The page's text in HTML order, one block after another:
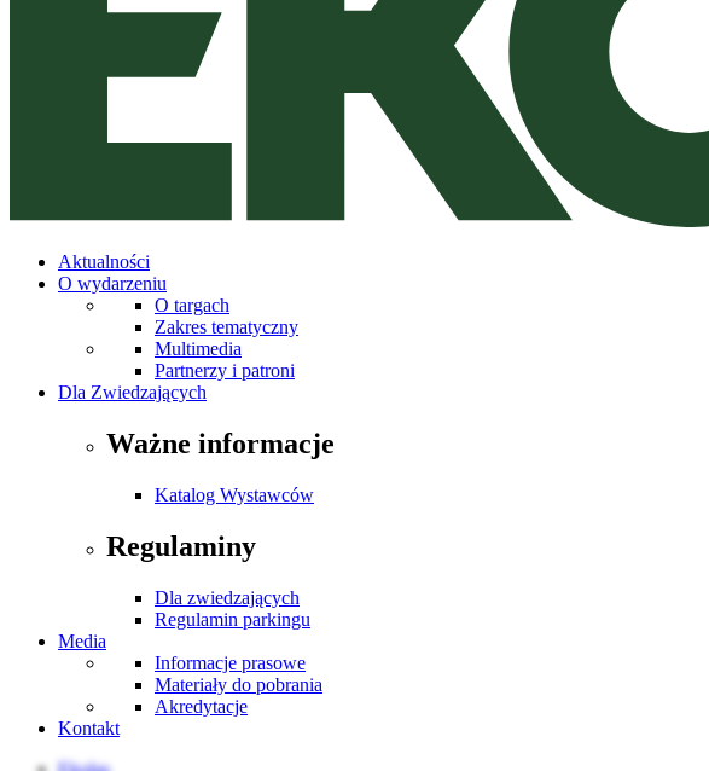
Aktualności
O wydarzeniu
O targach
Zakres tematyczny
Multimedia
Partnerzy i patroni
Dla Zwiedzających
Ważne informacje
Katalog Wystawców
Regulaminy
Dla zwiedzających
Regulamin parkingu
Media
Informacje prasowe
Materiały do pobrania
Akredytacje
Kontakt